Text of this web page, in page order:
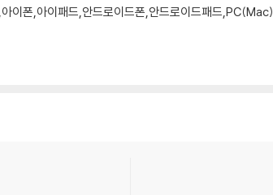
이폰,아이패드,안드로이드폰,안드로이드패드,PC(Mac)